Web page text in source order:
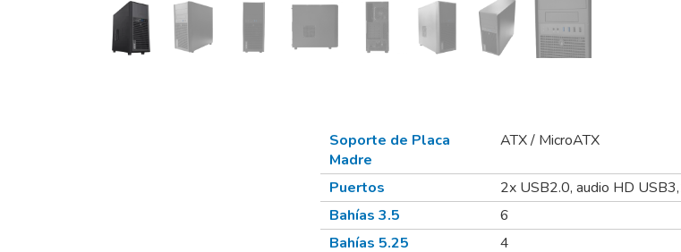
Soporte de Placa
Madre
ATX / MicroATX
Puertos
2x USB2.0, audio HD
Bahías 3.5
6
Bahías 5.25
4